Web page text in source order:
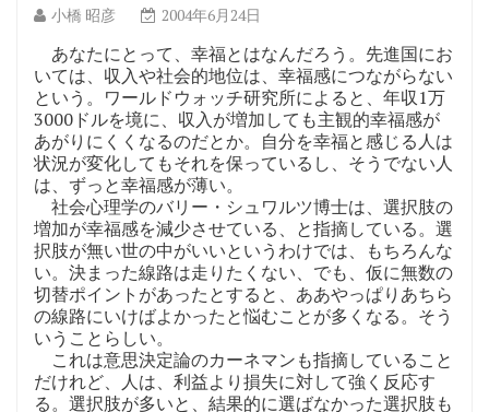
小橋 昭彦 2004年6月24日
あなたにとって、幸福とはなんだろう。先進国にお
いては、収入や社会的地位は、幸福感につながらない
という。ワールドウォッチ研究所によると、年収1万
3000ドルを境に、収入が増加しても主観的幸福感が
あがりにくくなるのだとか。自分を幸福と感じる人は
状況が変化してもそれを保っているし、そうでない人
は、ずっと幸福感が薄い。
社会心理学のバリー・シュワルツ博士は、選択肢の
増加が幸福感を減少させている、と指摘している。選
択肢が無い世の中がいいというわけでは、もちろんな
い。決まった線路は走りたくない、でも、仮に無数の
切替ポイントがあったとすると、ああやっぱりあちら
の線路にいけばよかったと悩むことが多くなる。そう
いうことらしい。
これは意思決定論のカーネマンも指摘していること
だけれど、人は、利益より損失に対して強く反応す
る。選択肢が多いと、結果的に選ばなかった選択肢も